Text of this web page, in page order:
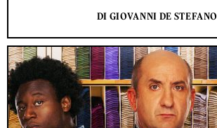
DI GIOVANNI DE STEFANO